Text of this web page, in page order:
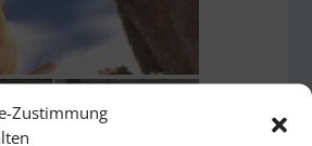
Zustimmung